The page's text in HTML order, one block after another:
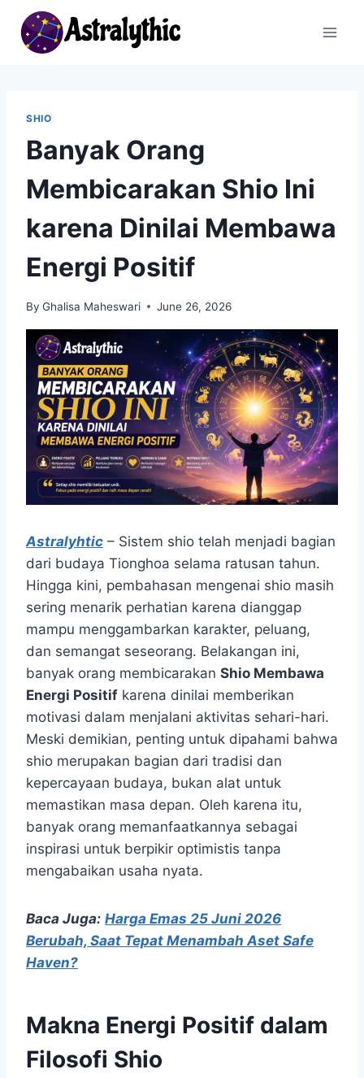
content
SHIO
Banyak Orang
Membicarakan Shio Ini
karena Dinilai Membawa
Energi Positif
By Ghalisa Maheswari June 26, 2026
Astralyhtic – Sistem shio telah menjadi bagian
dari budaya Tionghoa selama ratusan tahun.
Hingga kini, pembahasan mengenai shio masih
sering menarik perhatian karena dianggap
mampu menggambarkan karakter, peluang,
dan semangat seseorang. Belakangan ini,
banyak orang membicarakan Shio Membawa
Energi Positif karena dinilai memberikan
motivasi dalam menjalani aktivitas sehari-hari.
Meski demikian, penting untuk dipahami bahwa
shio merupakan bagian dari tradisi dan
kepercayaan budaya, bukan alat untuk
memastikan masa depan. Oleh karena itu,
banyak orang memanfaatkannya sebagai
inspirasi untuk berpikir optimistis tanpa
mengabaikan usaha nyata.
Baca Juga: Harga Emas 25 Juni 2026
Berubah, Saat Tepat Menambah Aset Safe
Haven?
Makna Energi Positif dalam
Filosofi Shio